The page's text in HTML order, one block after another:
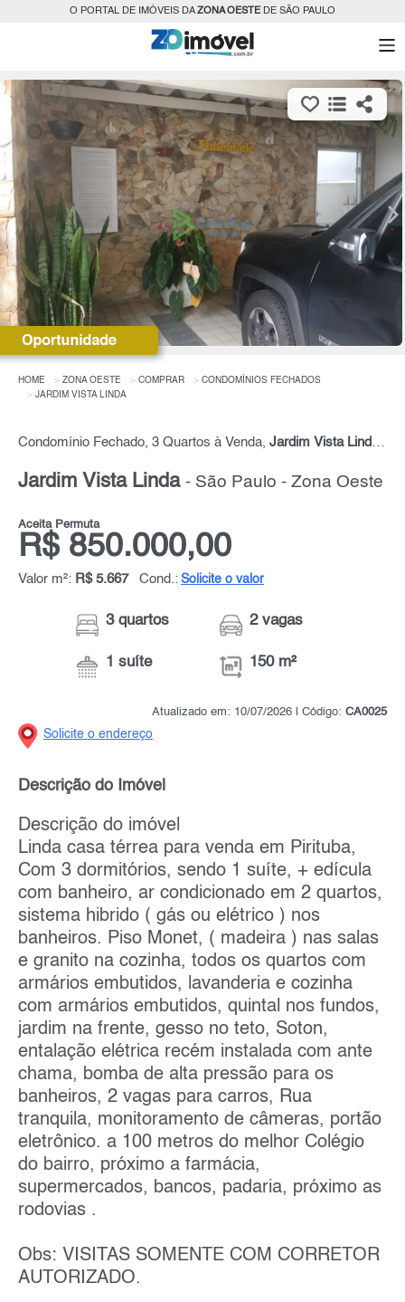
O PORTAL DE IMÓVEIS DAZONA OESTEDE SÃO PAULO
HOME ZONA OESTE COMPRAR
CONDOMÍNIOS FECHADOS
JARDIM VISTA LINDA
Condomínio Fechado, 3 Quartos à Venda, Jardim Vista Linda ,
Jardim Vista Linda - São Paulo - Zona Oeste
Aceita Permuta
R$ 850.000,00
Valor m²: R$ 5.667 Cond.: Solicite o valor
3 quartos
1 suíte
2 vagas
150 m²
Atualizado em: 10/07/2026 | Código: CA0025
Solicite o endereço
Descrição do Imóvel
Descrição do imóvel
Linda casa térrea para venda em Pirituba,
Com 3 dormitórios, sendo 1 suíte, + edícula
com banheiro, ar condicionado em 2 quartos,
sistema hibrido ( gás ou elétrico ) nos
banheiros. Piso Monet, ( madeira ) nas salas
e granito na cozinha, todos os quartos com
armários embutidos, lavanderia e cozinha
com armários embutidos, quintal nos fundos,
jardim na frente, gesso no teto, Soton,
entalação elétrica recém instalada com ante
chama, bomba de alta pressão para os
banheiros, 2 vagas para carros, Rua
tranquila, monitoramento de câmeras, portão
eletrônico. a 100 metros do melhor Colégio
do bairro, próximo a farmácia,
supermercados, bancos, padaria, próximo as
rodovias .
Obs: VISITAS SOMENTE COM CORRETOR
AUTORIZADO.